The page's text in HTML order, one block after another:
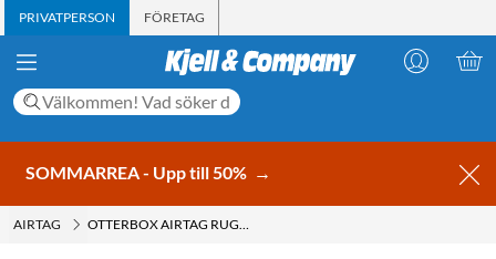
PRIVATPERSON FÖRETAG
SOMMARREA - Upp till 50% →
AIRTAG OTTERBOX AIRTAG RUGGED CASE NYCKELRING VIT